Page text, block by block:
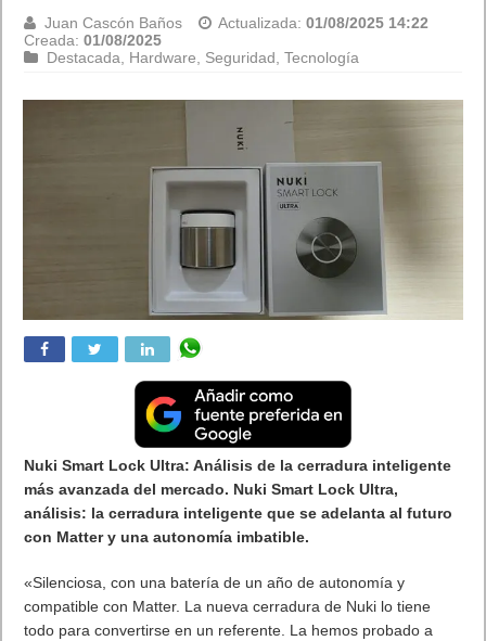
Juan Cascón Baños Actualizada:01/08/2025 14:22
Creada:01/08/2025
Destacada
Hardware Seguridad ,Tecnología
Nuki Smart Lock Ultra: Análisis de la cerradura inteligente
más avanzada del mercado. Nuki Smart Lock Ultra,
análisis: la cerradura inteligente que se adelanta al futuro
con Matter y una autonomía imbatible.
«Silenciosa, con una batería de un año de autonomía y
compatible con Matter. La nueva cerradura de Nuki lo tiene
todo para convertirse en un referente. La hemos probado a